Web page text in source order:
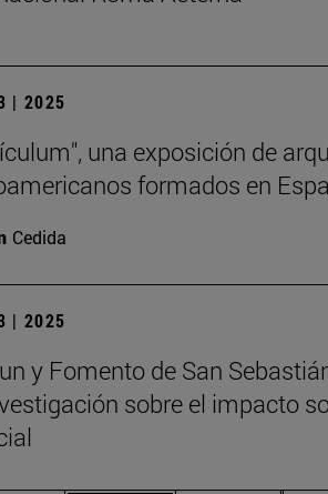
| 2025
una exposición de
formados en
Cedida
| 2025
y Fomento de San
sobre el impacto